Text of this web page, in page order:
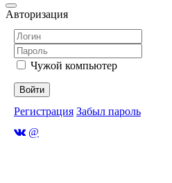
Авторизация
Чужой компьютер
Войти
Регистрация Забыл пароль
@